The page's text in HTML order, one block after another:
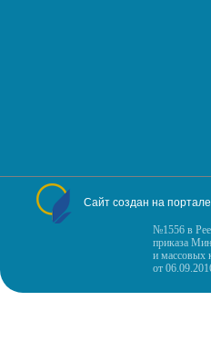
Сайт создан на
№1556 в
приказа
и массовых
от